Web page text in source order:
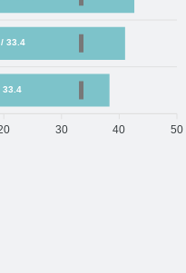
33.4
33.4
50
40
30